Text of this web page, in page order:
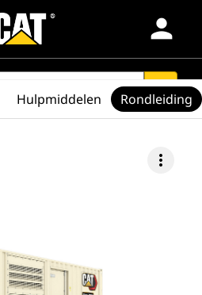
person
search
more_vert
Hulpmiddelen Rondleiding